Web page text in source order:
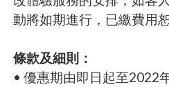
動將如期進行，已繳費用
條款及細則：
• 優惠期由即日起至2022